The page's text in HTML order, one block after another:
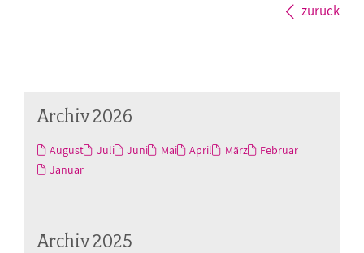
zurück
Archiv 2026
August Juli Juni Mai April März
Februar
Januar
Archiv 2025